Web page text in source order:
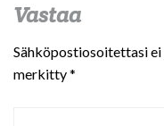
Vastaa
Sähköpostiosoitettasi
merkitty*